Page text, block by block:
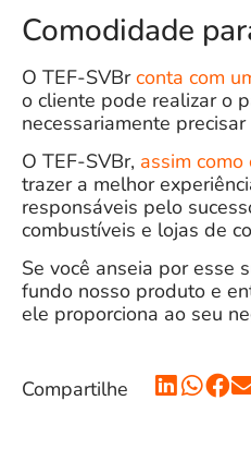
Comodidade
O TEF-SVBrconta com
o cliente pode realizar o
necessariamente
O TEF-SVBr, assim como
trazer a melhor
responsáveis pelo
combustíveis e lojas de
Se você anseia por esse
fundo nosso produto e
ele proporciona ao seu
Compartilhe